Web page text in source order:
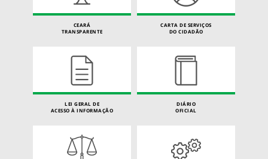
CEARÁ
TRANSPARENTE
CARTA DE SERVIÇOS
DO CIDADÃO
LEI GERAL DE
ACESSO À INFORMAÇÃO
DIÁRIO
OFICIAL